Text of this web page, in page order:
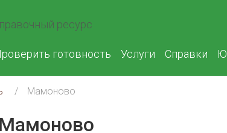
ресурс
готовность Услуги Справки
Мамоново